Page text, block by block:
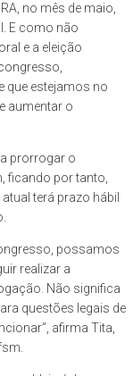
no mês de maio,
E como não
e a eleição
que estejamos no
aumentar o
prorrogar o
ficando por tanto,
terá prazo hábil
possamos
realizar a
Não significa
questões legais de
afirma Tita,